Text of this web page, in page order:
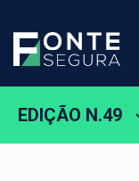
EDIÇÃO N.49